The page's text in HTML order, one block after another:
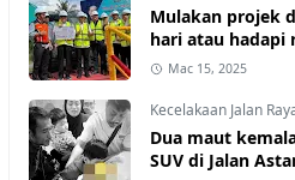
Mulakan projek
hari atau
ditamatkan
Mac 15, 2025
Kecelakaan Jalan
Dua maut
SUV di Jalan